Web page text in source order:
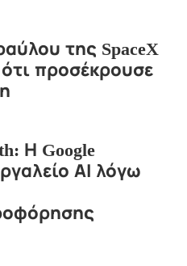
της SpaceX
ότι προσέκρουσε
Η Google
ΑΙ λόγω